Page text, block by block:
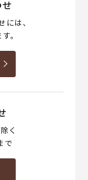
は、
。
く
で